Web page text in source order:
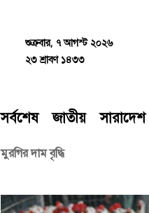
শুক্রবার, ৭ আগস্ট ২০২৬
২৩ শ্রাবণ ১৪৩৩
সর্বশেষ জাতীয় সারাদেশ
মুরগির দাম বৃদ্ধি